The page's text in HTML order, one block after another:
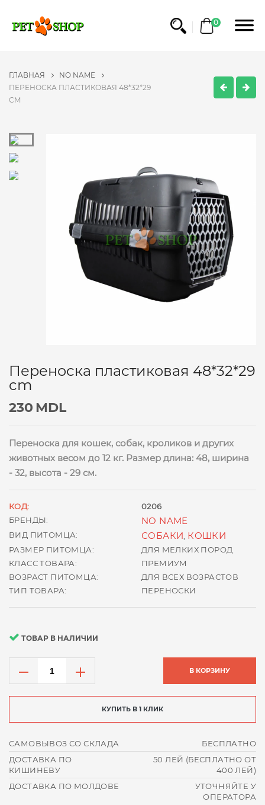
0
ГЛАВНАЯ
NO NAME
ПЕРЕНОСКА ПЛАСТИКОВАЯ 48*32*29
CM
Переноска пластиковая 48*32*29
cm
230 MDL
Переноска для кошек, собак, кроликов и других
животных весом до 12 кг. Размер длина: 48, ширина
- 32, высота - 29 см.
КОД:
0206
БРЕНДЫ:
NO NAME
ВИД ПИТОМЦА: СОБАКИ КОШКИ
РАЗМЕР ПИТОМЦА:
ДЛЯ МЕЛКИХ ПОРОД
КЛАСС ТОВАРА:
ПРЕМИУМ
ВОЗРАСТ ПИТОМЦА:
ДЛЯ ВСЕХ ВОЗРАСТОВ
ТИП ТОВАРА:
ПЕРЕНОСКИ
ТОВАР В НАЛИЧИИ
В КОРЗИНУ
КУПИТЬ В 1 КЛИК
САМОВЫВОЗ СО СКЛАДА
БЕСПЛАТНО
ДОСТАВКА ПО
КИШИНЕВУ
50 ЛЕЙ (БЕСПЛАТНО ОТ
400 ЛЕЙ)
ДОСТАВКА ПО МОЛДОВЕ
УТОЧНЯЙТЕ У
ОПЕРАТОРА